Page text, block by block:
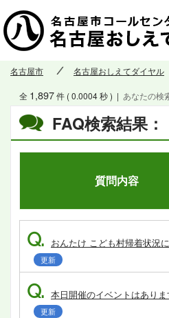
名古屋市 名古屋おしえてダイヤル
FAQ検索結果：
全 1,897件 ( 0.0004 秒 ) | あなたの検
質問内容
Q. おんたけ こども村帰着状況
更新
Q. 本日開催のイベントはありま
更新